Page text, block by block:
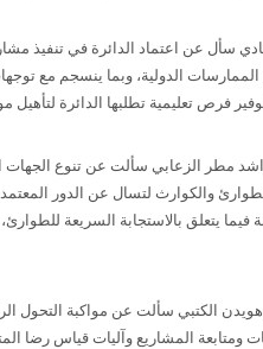
سأل عن اعتماد الدائرة في تنفيذ
الدولية، وبما ينسجم مع
فرص تعليمية تطلبها الدائرة
مطر الزعابي سألت عن تنوع الجهات
والكوارث لتسال عن الدور المعتمد
يتعلق بالاستجابة السريعة
الكتبي سألت عن مواكبة التحول
ومتابعة المشاريع وآليات قياس رضا